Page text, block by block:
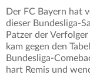
Der FC Bayern hat
dieser Bundesliga-
Patzer der
kam gegen den
Bundesliga-
hart Remis und